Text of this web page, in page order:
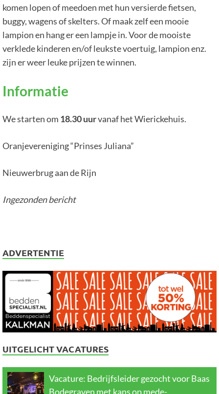
komen lopen of meedoen met hun versierde fietsen,
buggy, wagens of skelters. Of maak zelf een mooie
lampion en hang er een lampje in. Voor de mooiste
verklede kinderen en/of leukste voertuig, lampion enz.
zijn er weer leuke prijzen te winnen.
Informatie
We starten om 18.30 uurvanaf het Wierickehuis.
Oranjevereniging “Prinses Juliana”
Nieuwerbrug aan de Rijn
Ingezonden bericht
ADVERTENTIE
UITGELICHT VACATURES
Vacature: Bedrijfsleider gezocht voor Baas
Bodegraven met kans op mede-